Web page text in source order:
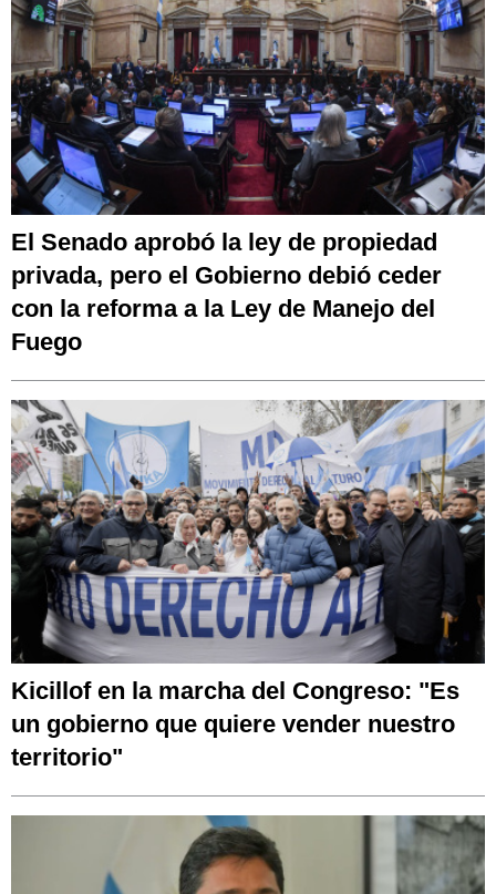
El Senado aprobó la ley de propiedad
privada, pero el Gobierno debió ceder
con la reforma a la Ley de Manejo del
Fuego
Kicillof en la marcha del Congreso: "Es
un gobierno que quiere vender nuestro
territorio"